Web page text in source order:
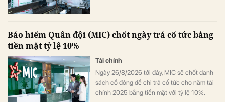
tỷ đồng chỉ sau 6 tháng, đặc biệt có trường
Bảo hiểm Quân đội (MIC) chốt ngày trả cổ tức bằng
tiền mặt tỷ lệ 10%
Tài chính
Ngày 26/8/2026 tới đây, MIC sẽ chốt danh
sách cổ đông để chi trả cổ tức cho năm tài
chính 2025 bằng tiền mặt với tỷ lệ 10%.